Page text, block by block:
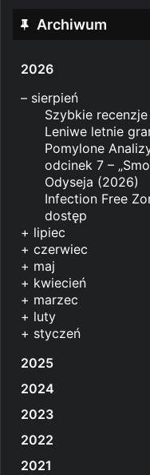
Archiwum
2026
– sierpień
Szybkie
Leniwe letnie
Pomylone
odcinek 7 –
Odyseja (2026)
Infection Free
dostęp
+ lipiec
+ czerwiec
+ maj
+ kwiecień
+ marzec
+ luty
+ styczeń
2025
2024
2023
2022
2021